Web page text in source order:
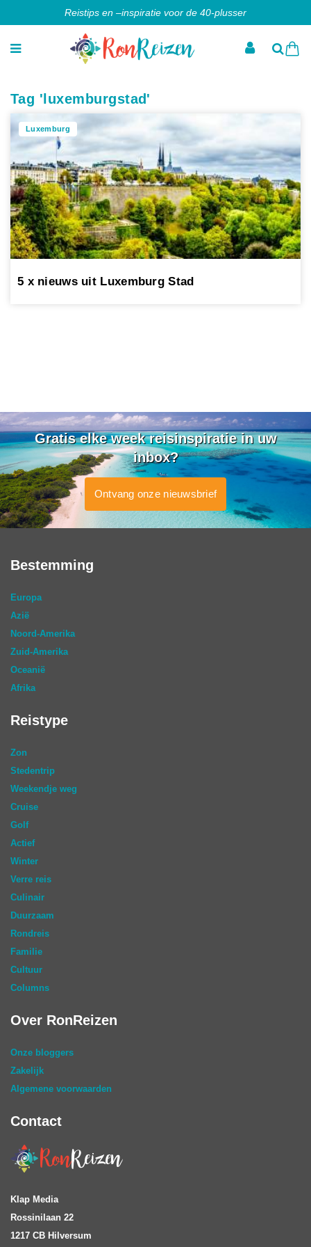
Reistips en –inspiratie voor de 40-plusser
Tag 'luxemburgstad'
Luxemburg
5 x nieuws uit Luxemburg Stad
Gratis elke week reisinspiratie in uw
inbox?
Ontvang onze nieuwsbrief
Bestemming
Europa
Azië
Noord-Amerika
Zuid-Amerika
Oceanië
Afrika
Reistype
Zon
Stedentrip
Weekendje weg
Cruise
Golf
Actief
Winter
Verre reis
Culinair
Duurzaam
Rondreis
Familie
Cultuur
Columns
Over RonReizen
Onze bloggers
Zakelijk
Algemene voorwaarden
Contact
Klap Media
Rossinilaan 22
1217 CB Hilversum